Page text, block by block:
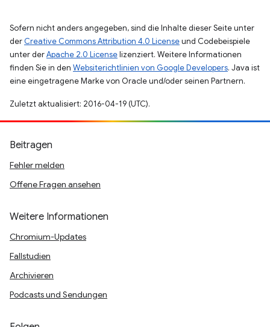
Sofern nicht anders angegeben, sind die Inhalte dieser Seite unter
der Creative Commons Attribution 4.0 Licenseund Codebeispiele
unter derApache 2.0 Licenselizenziert. Weitere Informationen
finden Sie in den Websiterichtlinien von Google Developers. Java ist
eine eingetragene Marke von Oracle und/oder seinen Partnern.
Zuletzt aktualisiert: 2016-04-19 (UTC).
Beitragen
Fehler melden
Offene Fragen ansehen
Weitere Informationen
Chromium-Updates
Fallstudien
Archivieren
Podcasts und Sendungen